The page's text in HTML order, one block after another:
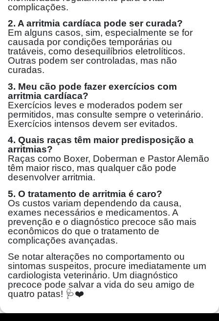
complicações.
2. A arritmia cardíaca pode ser curada?
Em alguns casos, sim, especialmente se for
causada por condições temporárias ou
tratáveis, como desequilíbrios eletrolíticos.
Outras podem ser controladas, mas não
curadas.
3. Meu cão pode fazer exercícios com
arritmia cardíaca?
Exercícios leves e moderados podem ser
permitidos, mas consulte sempre o veterinário.
Exercícios intensos devem ser evitados.
4. Quais raças têm maior predisposição a
arritmias?
Raças como Boxer, Doberman e Pastor Alemão
têm maior risco, mas qualquer cão pode
desenvolver arritmia.
5. O tratamento de arritmia é caro?
Os custos variam dependendo da causa,
exames necessários e medicamentos. A
prevenção e o diagnóstico precoce são mais
econômicos do que o tratamento de
complicações avançadas.
Se notar alterações no comportamento ou
sintomas suspeitos, procure imediatamente um
cardiologista veterinário. Um diagnóstico
precoce pode salvar a vida do seu amigo de
quatro patas! 🩺❤️